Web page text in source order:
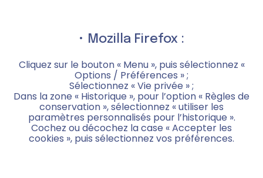
• Mozilla Firefox :
Cliquez sur le bouton « Menu », puis sélectionnez «
Options / Préférences » ;
Sélectionnez « Vie privée » ;
Dans la zone « Historique », pour l’option « Règles de
conservation », sélectionnez « utiliser les
paramètres personnalisés pour l’historique ».
Cochez ou décochez la case « Accepter les
cookies », puis sélectionnez vos préférences.